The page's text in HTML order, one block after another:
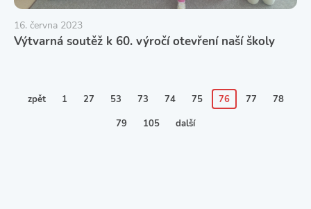
16. června 2023
Výtvarná soutěž k 60. výročí otevření naší školy
zpět 1 27 53 73 74 75 76 77 78
79 105 další